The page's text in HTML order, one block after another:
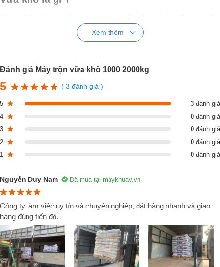
cát, xi măng, nước và một số phụ gia bắt buộc khác theo một tỉ lệ nhất
định. Vữa khô được sử dụng để xây, tô trát các loại tường gạch bê
Ưu điểm vượt trội của vữa khô
Tiết kiệm mặt bằng thi công
Do vữa khô là hỗn hợp đã được trộn sẵn nên khi sử dụng, nhà thầu
Xem thêm
Đánh giá Máy trộn vữa khô 1000 2000kg
5 ( 3 đánh giá )
5 3 đánh giá
4
0 đánh giá
3
0 đánh giá
2
0 đánh giá
1
0 đánh giá
Nguyễn Duy Nam Đã mua tại maykhuay.vn
Công ty làm việc uy tín và chuyên nghiệp, đặt hàng nhanh và giao
hàng đúng tiến độ.